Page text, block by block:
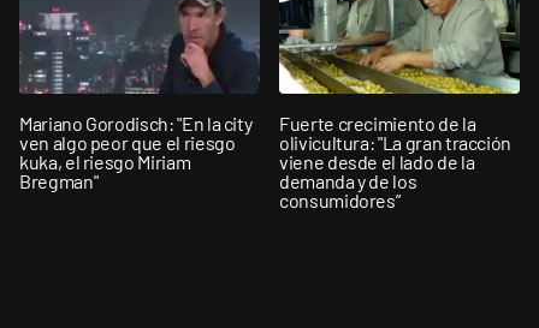
Mariano Gorodisch: "En la city
ven algo peor que el riesgo
kuka, el riesgo Miriam
Bregman"
Fuerte crecimiento de la
olivicultura: "La gran tracción
viene desde el lado de la
demanda y de los
consumidores”